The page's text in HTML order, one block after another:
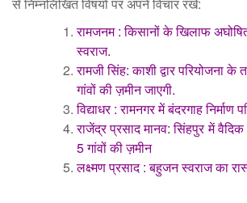
रामजनम : किसानों के खिलाफ
स्वराज.
रामजी सिंह: काशी द्वार परियोजना
गांवों की ज़मीन जाएगी.
विद्याधर : रामनगर में बंदरगाह निर्माण
राजेंद्र प्रसाद मानव: सिंहपुर में वैदिक
5 गांवों की ज़मीन
लक्ष्मण प्रसाद : बहुजन स्वराज का